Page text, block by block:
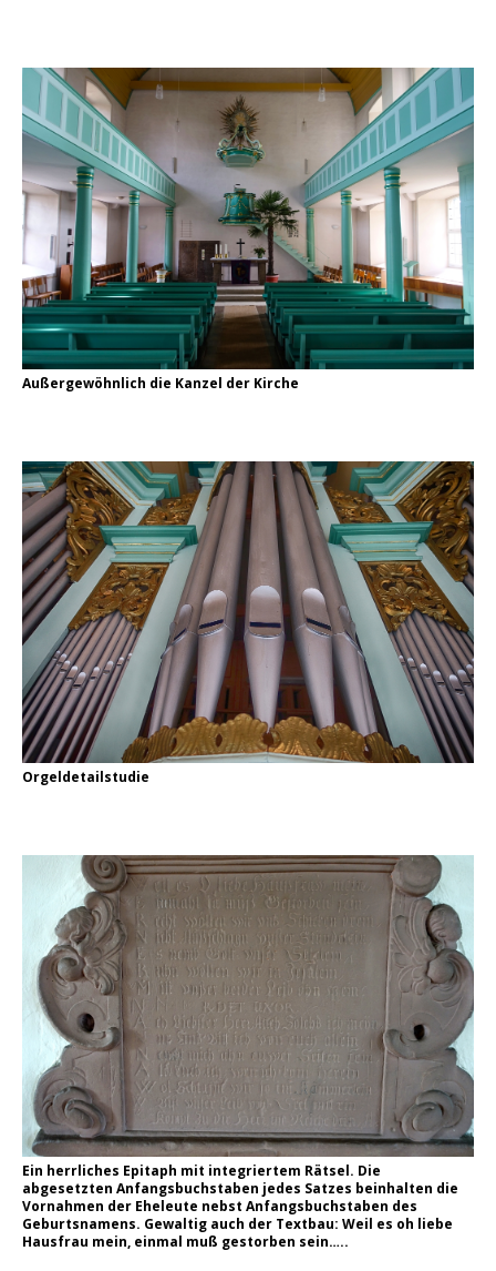
Außergewöhnlich die Kanzel der Kirche
Orgeldetailstudie
Ein herrliches Epitaph mit integriertem Rätsel. Die
abgesetzten Anfangsbuchstaben jedes Satzes beinhalten die
Vornahmen der Eheleute nebst Anfangsbuchstaben des
Geburtsnamens. Gewaltig auch der Textbau: Weil es oh liebe
Hausfrau mein, einmal muß gestorben sein…..